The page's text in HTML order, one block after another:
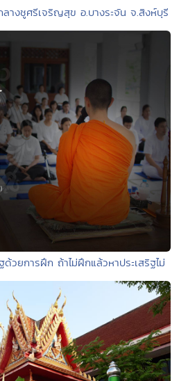
างชูศรีเจริญสุข อ.บางระจัน จ.สิงห์บุรี
วยการฝึก ถ้าไม่ฝึกแล้วหาประเสริฐไม่